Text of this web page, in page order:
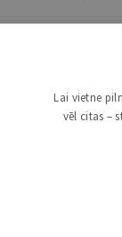
rekordliels lietu
Osipovas
Lai vietne
vēl citas –